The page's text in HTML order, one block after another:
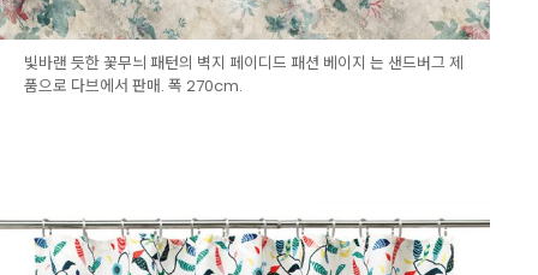
빛바랜 듯한 꽃무늬 패턴의 벽지 페이디드 패션 베이지 는 샌드버그 제
품으로 다브에서 판매. 폭 270cm.